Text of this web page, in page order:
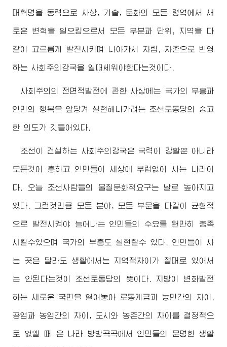
대혁명을 동력으로 사상, 기술, 문화의 모든 령역에서 새
로운 변혁을 일으킴으로서 모든 부분과 단위, 지역을 다
같이 고르롭게 발전시키며 나아가서 자립, 자존으로 번영
하는 사회주의강국을 일떠세워야한다는것이다.
사회주의의 전면적발전에 관한 사상에는 국가의 부흥과
인민의 행복을 앞당겨 실현해나가려는 조선로동당의 숭고
한 의도가 깃들어있다.
조선이 건설하는 사회주의강국은 국력이 강할뿐 아니라
모든것이 흥하고 인민들이 세상에 부럼없이 사는 나라이
다. 오늘 조선사람들의 물질문화적요구는 날로 높아지고
있다. 그런것만큼 모든 분야, 모든 부문을 다같이 균형적
으로 발전시켜야 늘어나는 인민들의 수요를 원만히 충족
시킬수있으며 국가의 부흥도 실현할수 있다. 인민들이 사
는 곳은 달라도 생활에서는 지역적차이가 절대로 있어서
는 안된다는것이 조선로동당의 뜻이다. 지방이 변화발전
하는 새로운 국면을 열어놓아 로동계급과 농민간의 차이,
공업과 농업간의 차이, 도시와 농촌간의 차이를 결정적으
로 없앨 때 온 나라 방방곡곡에서 인민들의 문명한 생활